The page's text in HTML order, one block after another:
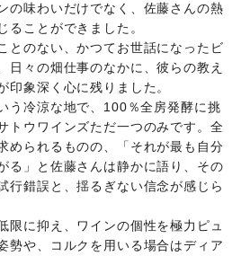
の味わいだけでなく、佐藤さんの熱
ることができました。
とのない、かつてお世話になったビ
日々の畑仕事のなかに、彼らの教え
印象深く心に残りました。
う冷涼な地で、100％全房発酵に挑
トウワインズただ一つのみです。全
められるものの、「それが最も自分
る」と佐藤さんは静かに語り、その
行錯誤と、揺るぎない信念が感じら
限に抑え、ワインの個性を極力ピュ
勢や、コルクを用いる場合はディア